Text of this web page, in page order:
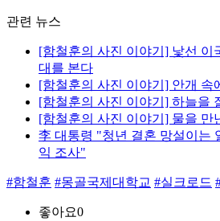
관련 뉴스
[함철훈의 사진 이야기] 낯선 이
대를 본다
[함철훈의 사진 이야기] 안개 속
[함철훈의 사진 이야기] 하늘을
[함철훈의 사진 이야기] 물을 만
李 대통령 "청년 결혼 망설이는
익 조사"
#함철훈 #몽골국제대학교 #실크로드
좋아요0